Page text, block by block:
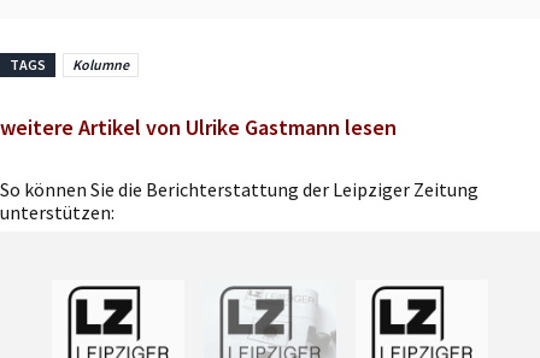
TAGS Kolumne
weitere Artikel von Ulrike Gastmann lesen
So können Sie die Berichterstattung der Leipziger Zeitung
unterstützen: